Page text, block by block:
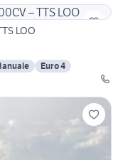
LOO
Euro 4